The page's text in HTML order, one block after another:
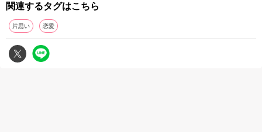
関連するタグはこちら
片思い 恋愛